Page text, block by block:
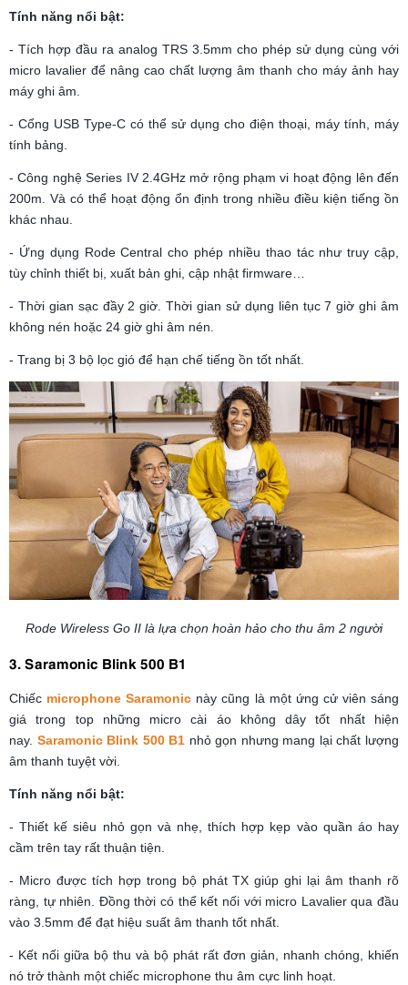
Tính năng nổi bật:
- Tích hợp đầu ra analog TRS 3.5mm cho phép sử dụng cùng với
micro lavalier để nâng cao chất lượng âm thanh cho máy ảnh hay
máy ghi âm.
- Cổng USB Type-C có thể sử dụng cho điện thoại, máy tính, máy
tính bảng.
- Công nghệ Series IV 2.4GHz mở rộng phạm vi hoạt động lên đến
200m. Và có thể hoạt động ổn định trong nhiều điều kiện tiếng ồn
khác nhau.
- Ứng dụng Rode Central cho phép nhiều thao tác như truy cập,
tùy chỉnh thiết bị, xuất bản ghi, cập nhật firmware…
- Thời gian sạc đầy 2 giờ. Thời gian sử dụng liên tục 7 giờ ghi âm
không nén hoặc 24 giờ ghi âm nén.
- Trang bị 3 bộ lọc gió để hạn chế tiếng ồn tốt nhất.
Rode Wireless Go II là lựa chọn hoàn hảo cho thu âm 2 người
3. Saramonic Blink 500 B1
Chiếc microphone Saramonic này cũng là một ứng cử viên sáng
giá trong top những micro cài áo không dây tốt nhất hiện
nay. Saramonic Blink 500 B1 nhỏ gọn nhưng mang lại chất lượng
âm thanh tuyệt vời.
Tính năng nổi bật:
- Thiết kế siêu nhỏ gọn và nhẹ, thích hợp kẹp vào quần áo hay
cầm trên tay rất thuận tiện.
- Micro được tích hợp trong bộ phát TX giúp ghi lại âm thanh rõ
ràng, tự nhiên. Đồng thời có thể kết nối với micro Lavalier qua đầu
vào 3.5mm để đạt hiệu suất âm thanh tốt nhất.
- Kết nối giữa bộ thu và bộ phát rất đơn giản, nhanh chóng, khiến
nó trở thành một chiếc microphone thu âm cực linh hoạt.